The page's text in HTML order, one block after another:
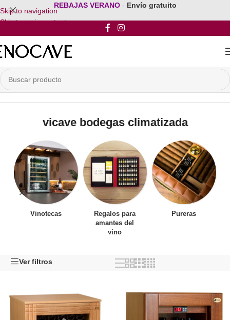
Skip to navigation
Skip to main content
REBAJAS VERANO - Envío gratuito
Inicio/Productos etiquetados “vicave bodegas climatizada”
vicave bodegas climatizada
Vinotecas
Regalos para
amantes del
vino
Pureras
Ver filtros